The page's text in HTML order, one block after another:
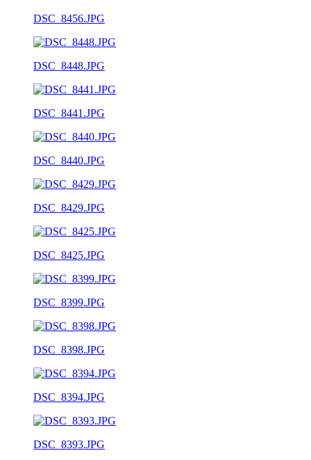
DSC_8456.JPG
DSC_8448.JPG
DSC_8441.JPG
DSC_8440.JPG
DSC_8429.JPG
DSC_8425.JPG
DSC_8399.JPG
DSC_8398.JPG
DSC_8394.JPG
DSC_8393.JPG